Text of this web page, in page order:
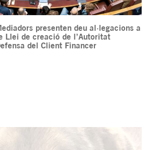
presenten deu al·legacions a
Llei de creació de l’Autoritat
del Client Financer